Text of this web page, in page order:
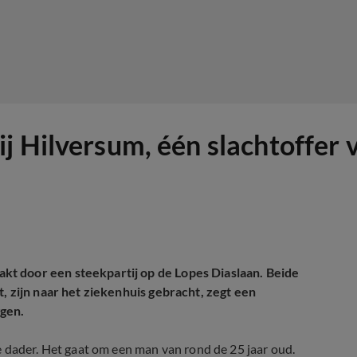
Hilversum, één slachtoffer
door een steekpartij op de Lopes Diaslaan. Beide
naar het ziekenhuis gebracht, zegt een
Het gaat om een man van rond de 25 jaar oud.